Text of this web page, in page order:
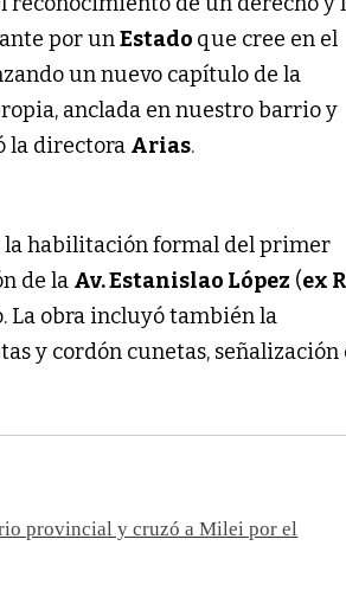
por unEstado que cree en el
un nuevo capítulo de la
anclada en nuestro barrio y
la directora Arias.
la habilitación formal del primer
de la Av. Estanislao López (ex
La obra incluyó también la
y cordón cunetas, señalización
provincial y cruzó a Milei por el